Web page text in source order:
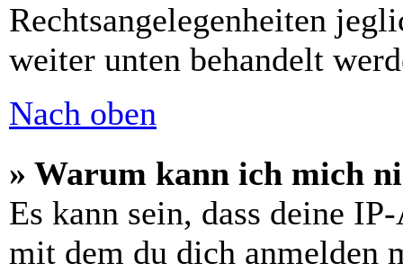
Rechtsangelegenheiten
weiter unten behandelt
Nach oben
» Warum kann ich mich
Es kann sein, dass deine
mit dem du dich anmelden